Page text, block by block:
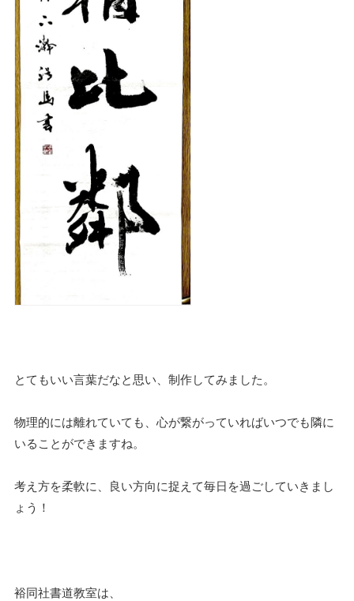
とてもいい言葉だなと思い、制作してみました。
物理的には離れていても、心が繋がっていればいつでも隣に
いることができますね。
考え方を柔軟に、良い方向に捉えて毎日を過ごしていきまし
ょう！
裕同社書道教室は、